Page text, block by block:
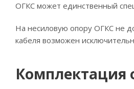
ОГКС может единственный
На несиловую опору ОГКС не
кабеля возможен
Комплектация